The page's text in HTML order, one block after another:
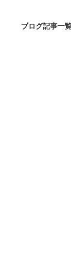
ブログ記事一